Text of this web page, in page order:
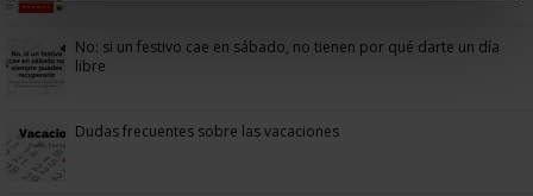
No: si un festivo cae en sábado, no tienen por qué darte un día
libre
Dudas frecuentes sobre las vacaciones